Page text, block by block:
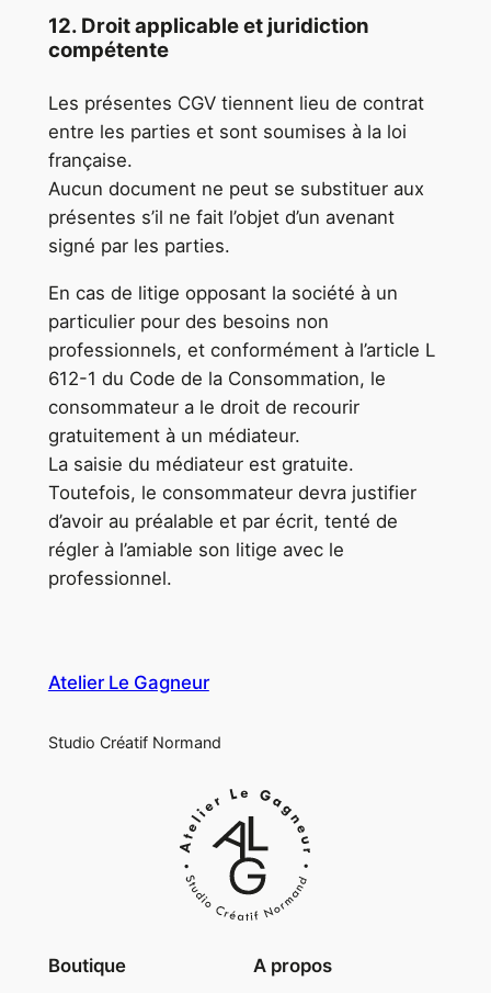
12. Droit applicable et juridiction
compétente
Les présentes CGV tiennent lieu de contrat
entre les parties et sont soumises à la loi
française.
Aucun document ne peut se substituer aux
présentes s’il ne fait l’objet d’un avenant
signé par les parties.
En cas de litige opposant la société à un
particulier pour des besoins non
professionnels, et conformément à l’article L
612-1 du Code de la Consommation, le
consommateur a le droit de recourir
gratuitement à un médiateur.
La saisie du médiateur est gratuite.
Toutefois, le consommateur devra justifier
d’avoir au préalable et par écrit, tenté de
régler à l’amiable son litige avec le
professionnel.
Atelier Le Gagneur
Studio Créatif Normand
Boutique A propos